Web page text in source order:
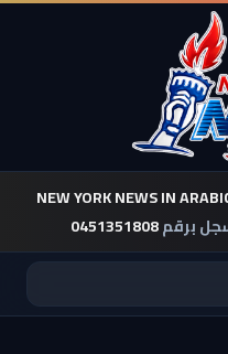
NEW YORK NEWS IN
برقم0451351808